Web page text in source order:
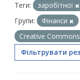
Теги: заробітної
Групи:
Фінанси
Creative
Фільтрувати